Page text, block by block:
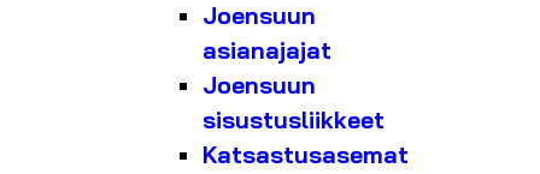
Joensuun
asianajajat
Joensuun
sisustusliikkeet
Katsastusasemat